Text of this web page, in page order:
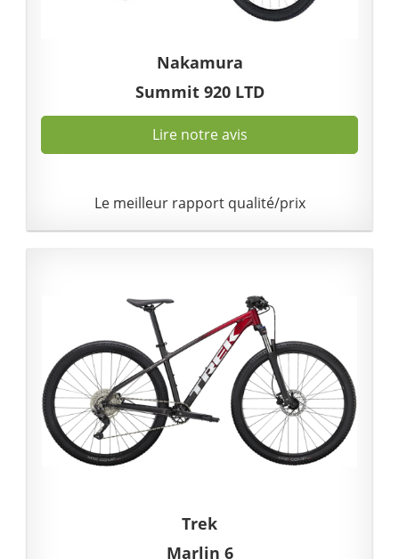
Nakamura
Summit 920 LTD
Lire notre avis
Le meilleur rapport qualité/prix
Trek
Marlin 6